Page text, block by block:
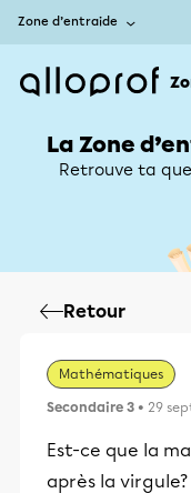
Zone d’entraide
La Zone
Retrouve ta
Retour
Mathématiques
Secondaire 3 • 29
Est-ce que la
après la virgule?